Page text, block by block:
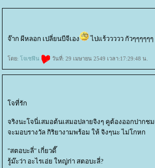
จ๊าก ผีหลอก เปลี่ยนบีจีเอง ไปแร้ววววว กัวๆๆๆๆๆๆ
ดย: จเซฟิน วันที่: 29 เมษายน 2549 เวลา:17:29:48 น.
จที่รัก
จริงนะโจนี่เสมอต้นเสมอปลายจิงๆ คูต้องออกปากช
จะมอบรางวัล กิริยางามพร้อม ให้ จิงๆนะ ไม่โกหก
"สตอบะลี่" เกี่ยวดี๊
รู้ม๊ะว่า อะไรเอ่ย ใหญ่ก่า สตอบะลี่?